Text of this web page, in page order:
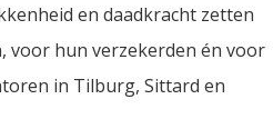
en daadkracht zetten
voor hun verzekerden én voor
in Tilburg, Sittard en